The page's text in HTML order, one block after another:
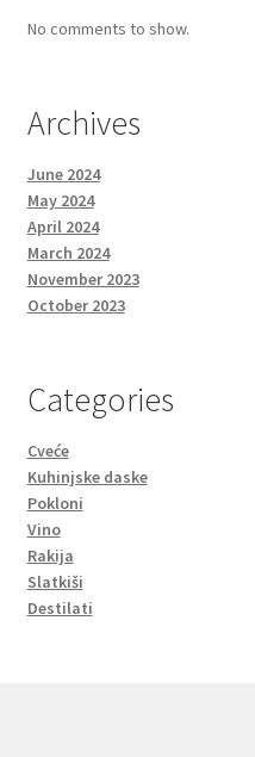
No comments to show.
Archives
June 2024
May 2024
April 2024
March 2024
November 2023
October 2023
Categories
Cveće
Kuhinjske daske
Pokloni
Vino
Rakija
Slatkiši
Destilati